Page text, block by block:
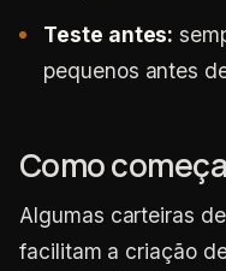
Teste antes:
pequenos antes
Como
Algumas carteiras
facilitam a criação